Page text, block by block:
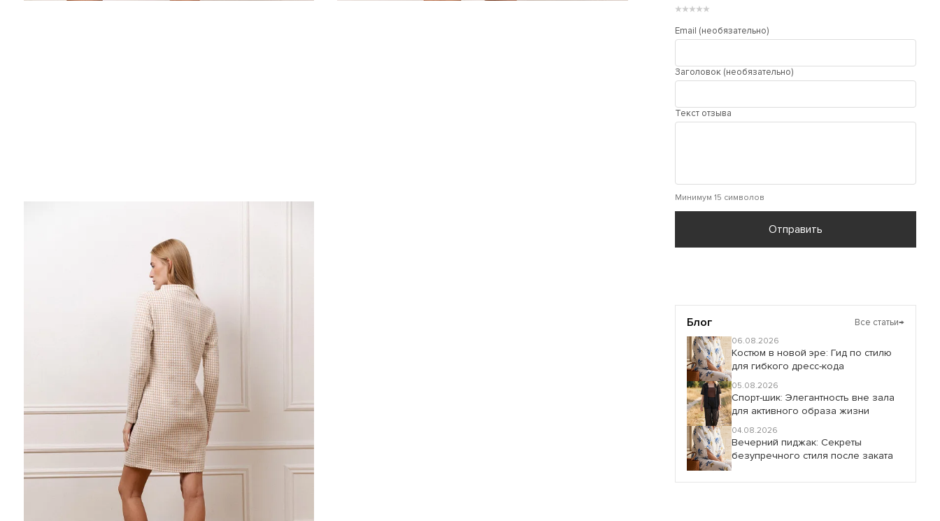
★
★
★
★
★
Email (необязательно)
Заголовок (необязательно)
Текст отзыва
Минимум 15 символов
Отправить
Блог Все статьи→
06.08.2026
Костюм в новой эре: Гид по стилю
для гибкого дресс-кода
05.08.2026
Спорт-шик: Элегантность вне зала
для активного образа жизни
04.08.2026
Вечерний пиджак: Секреты
безупречного стиля после заката